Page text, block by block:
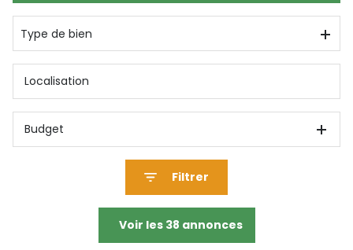
Type de bien
Budget
Filtrer
Voir les 38 annonces